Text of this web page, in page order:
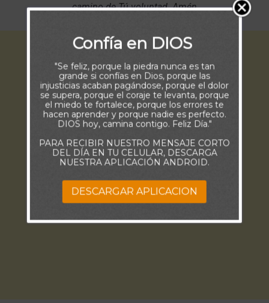
camino de Tú voluntad. Amén
Confía en DIOS
"Se feliz, porque la piedra nunca es tan
grande si confías en Dios, porque las
injusticias acaban pagándose, porque el dolor
se supera, porque el coraje te levanta, porque
el miedo te fortalece, porque los errores te
hacen aprender y porque nadie es perfecto.
DIOS hoy, camina contigo. Feliz Día."
PARA RECIBIR NUESTRO MENSAJE CORTO
DEL DÍA EN TU CELULAR, DESCARGA
NUESTRA APLICACIÓN ANDROID.
DESCARGAR APLICACION